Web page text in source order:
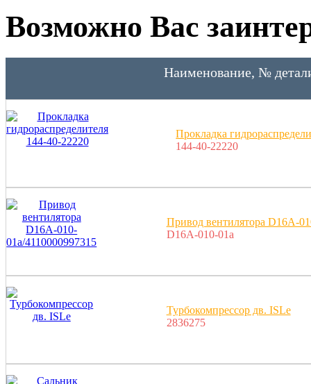
Возможно Вас
Наименование, №
Прокладка
144-40-22220
Привод вентилятора D16A-
D16A-010-01a
Турбокомпрессор дв. ISLe
2836275